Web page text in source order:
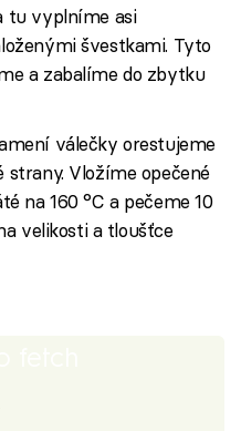
tu vyplníme asi
švestkami. Tyto
a zabalíme do zbytku
válečky orestujeme
Vložíme opečené
na 160 °C a pečeme 10
velikosti a tloušťce
fetch